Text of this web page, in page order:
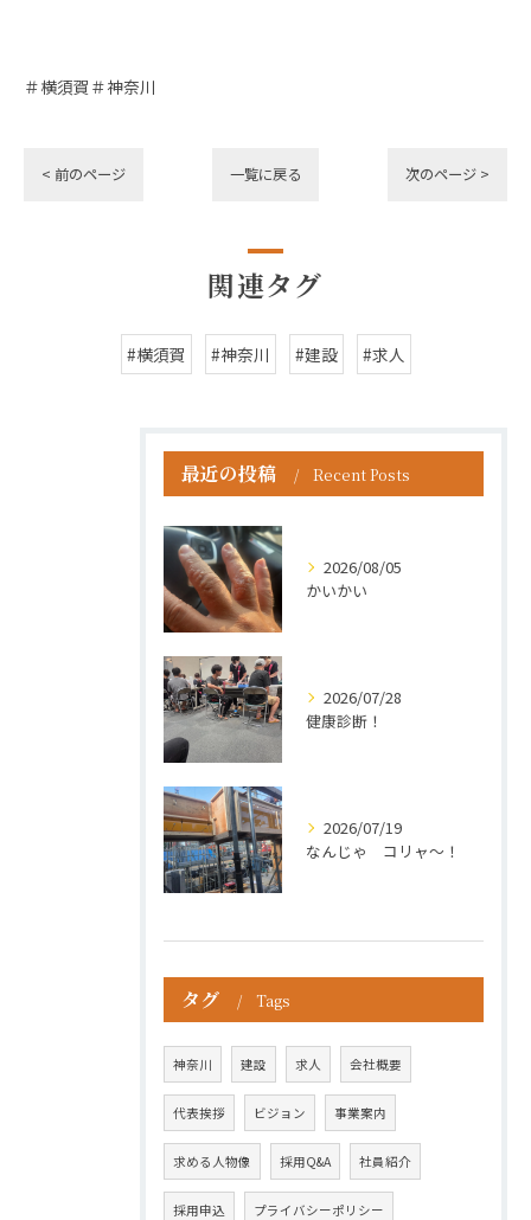
＃横須賀＃神奈川
< 前のページ 一覧に戻る 次のページ >
関連タグ
#横須賀 #神奈川 #建設 #求人
最近の投稿 Recent Posts
2026/08/05
かいかい
2026/07/28
健康診断！
2026/07/19
なんじゃ コリャ～！
タグ Tags
神奈川 建設 求人 会社概要
代表挨拶 ビジョン 事業案内
求める人物像 採用Q&A 社員紹介
採用申込 プライバシーポリシー